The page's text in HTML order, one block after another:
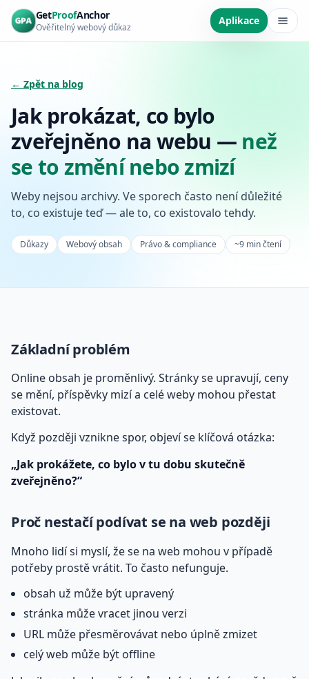
Přeskočit na hlavní obsah
GetProofAnchor
Ověřitelný webový důkaz
Aplikace
← Zpět na blog
Jak prokázat, co bylo
zveřejněno na webu — než
se to změní nebo zmizí
Weby nejsou archivy. Ve sporech často není důležité
to, co existuje teď — ale to, co existovalo tehdy.
Důkazy Webový obsah Právo & compliance ~9 min čtení
Základní problém
Online obsah je proměnlivý. Stránky se upravují, ceny
se mění, příspěvky mizí a celé weby mohou přestat
existovat.
Když později vznikne spor, objeví se klíčová otázka:
„Jak prokážete, co bylo v tu dobu skutečně
zveřejněno?“
Proč nestačí podívat se na web později
Mnoho lidí si myslí, že se na web mohou v případě
potřeby prostě vrátit. To často nefunguje.
obsah už může být upravený
stránka může vracet jinou verzi
URL může přesměrovávat nebo úplně zmizet
celý web může být offline